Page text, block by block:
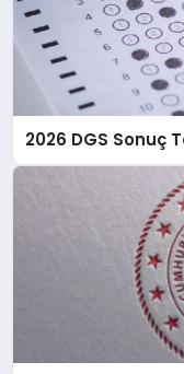
2026 DGS Sonuç